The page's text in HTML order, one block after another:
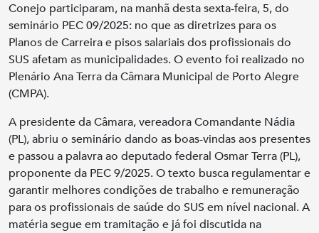
Conejo participaram, na manhã desta sexta-feira, 5, do
seminário PEC 09/2025: no que as diretrizes para os
Planos de Carreira e pisos salariais dos profissionais do
SUS afetam as municipalidades. O evento foi realizado no
Plenário Ana Terra da Câmara Municipal de Porto Alegre
(CMPA).
A presidente da Câmara, vereadora Comandante Nádia
(PL), abriu o seminário dando as boas-vindas aos presentes
e passou a palavra ao deputado federal Osmar Terra (PL),
proponente da PEC 9/2025. O texto busca regulamentar e
garantir melhores condições de trabalho e remuneração
para os profissionais de saúde do SUS em nível nacional. A
matéria segue em tramitação e já foi discutida na